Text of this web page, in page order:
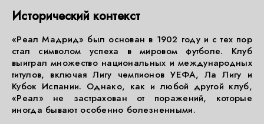
Исторический контекст
«Реал Мадрид» был основан в 1902 году и с тех пор
стал символом успеха в мировом футболе. Клуб
выиграл множество национальных и международных
титулов, включая Лигу чемпионов УЕФА, Ла Лигу и
Кубок Испании. Однако, как и любой другой клуб,
«Реал» не застрахован от поражений, которые
иногда бывают особенно болезненными.